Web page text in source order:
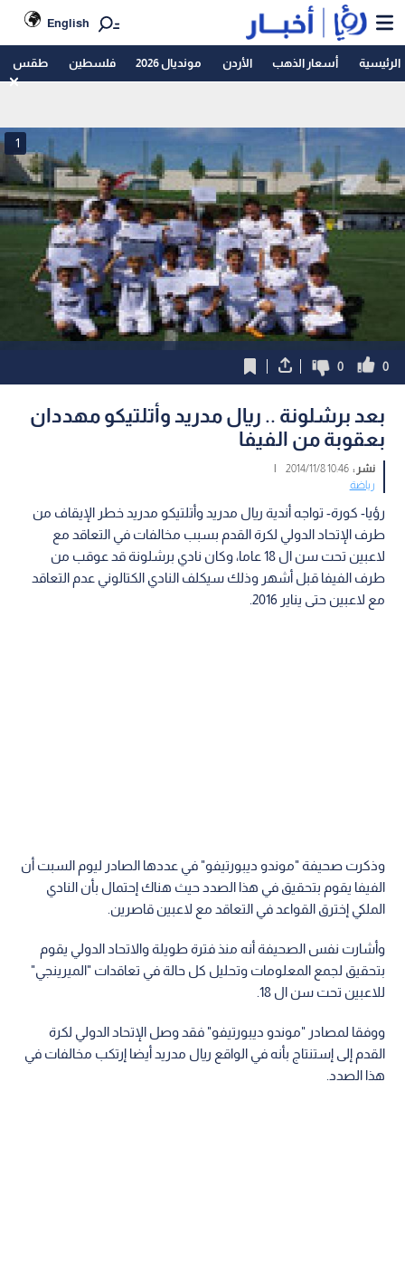
English
الرئيسية أسعار الذهب الأردن مونديال 2026 فلسطين طقس
1
0
0
بعد برشلونة .. ريال مدريد وأتلتيكو مهددان
بعقوبة من الفيفا
نشر :10:46 2014/11/8
|
رياضة
رؤيا- كورة- تواجه أندية ريال مدريد وأتلتيكو مدريد خطر الإيقاف من
طرف الإتحاد الدولي لكرة القدم بسبب مخالفات في التعاقد مع
لاعبين تحت سن ال 18 عاما، وكان نادي برشلونة قد عوقب من
طرف الفيفا قبل أشهر وذلك سيكلف النادي الكتالوني عدم التعاقد
مع لاعبين حتى يناير 2016.
وذكرت صحيفة "موندو ديبورتيفو" في عددها الصادر ليوم السبت أن
الفيفا يقوم بتحقيق في هذا الصدد حيث هناك إحتمال بأن النادي
الملكي إخترق القواعد في التعاقد مع لاعبين قاصرين.
وأشارت نفس الصحيفة أنه منذ فترة طويلة والاتحاد الدولي يقوم
بتحقيق لجمع المعلومات وتحليل كل حالة في تعاقدات "الميرينجي"
للاعبين تحت سن ال 18.
ووفقا لمصادر "موندو ديبورتيفو" فقد وصل الإتحاد الدولي لكرة
القدم إلى إستنتاج بأنه في الواقع ريال مدريد أيضا إرتكب مخالفات في
هذا الصدد.